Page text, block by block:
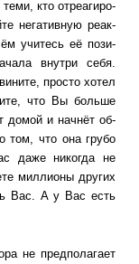
кто от­ре­а­ги­ро­
не­га­тив­ную ре­ак­
учи­тесь её по­зи­
внут­ри себя.
просто хо­тел
что Вы боль­ше
домой и нач­нёт об­
том, что она грубо
даже ни­ког­да не
мил­ли­о­ны других
Вас. А у Вас есть
не пред­по­ла­га­ет